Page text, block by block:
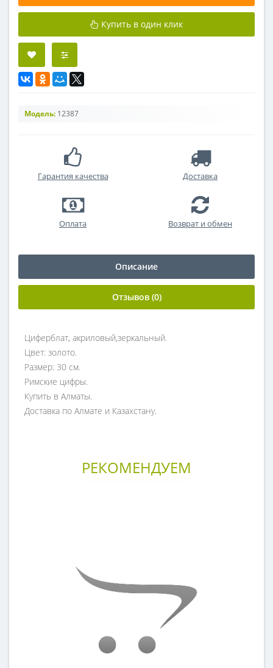
Купить в один клик
Модель: 12387
Гарантия качества Доставка
Оплата Возврат и обмен
Описание
Отзывов (0)
Циферблат, акриловый,зеркальный.
Цвет: золото.
Размер: 30 см.
Римские цифры.
Купить в Алматы.
Доставка по Алмате и Казахстану.
РЕКОМЕНДУЕМ